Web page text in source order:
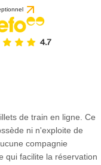
de train en ligne. Ce
ni n'exploite de
compagnie
qui facilite la réservation